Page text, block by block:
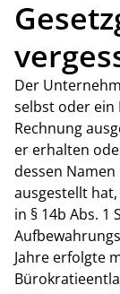
Der
selbst oder
Rechnung
er erhalten
dessen
ausgestellt
in § 14b Abs. 1
Jahre erfolgte